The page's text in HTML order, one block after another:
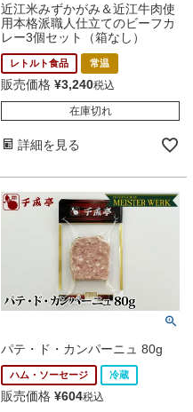
近江米みずかがみ＆近江牛肉使
用本格派職人仕立てのビーフカ
レー3個セット（箱なし）
レトルト食品 常温
販売価格 ¥3,240税込
在庫切れ
詳細を見る
パテ・ド・カンパーニュ 80g
ハム・ソーセージ 冷蔵
販売価格 ¥604税込